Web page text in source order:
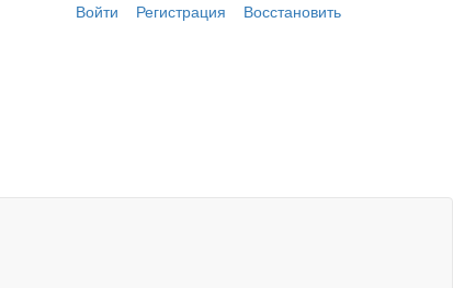
Войти Регистрация Восстановить